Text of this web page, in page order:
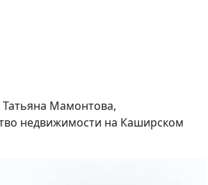
Мамонтова,
недвижимости на Каширском